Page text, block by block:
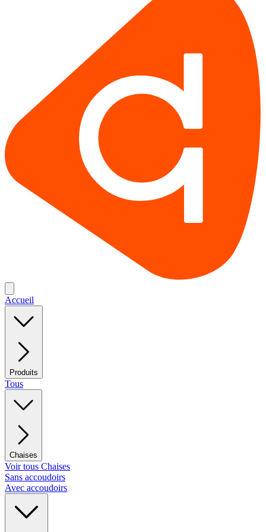
Accueil
Produits
Tous
Chaises
Voir tous Chaises
Sans accoudoirs
Avec accoudoirs